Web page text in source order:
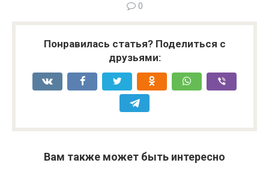
0
Понравилась статья? Поделиться с
друзьями:
Вам также может быть интересно